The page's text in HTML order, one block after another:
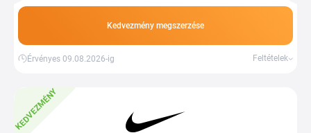
Full Force.
Kedvezmény megszerzése
Érvényes 09.08.2026-ig Feltételek
KEDVEZMÉNY